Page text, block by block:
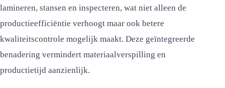
lamineren, stansen en inspecteren, wat niet alleen de
productieefficiëntie verhoogt maar ook betere
kwaliteitscontrole mogelijk maakt. Deze geïntegreerde
benadering vermindert materiaalverspilling en
productietijd aanzienlijk.